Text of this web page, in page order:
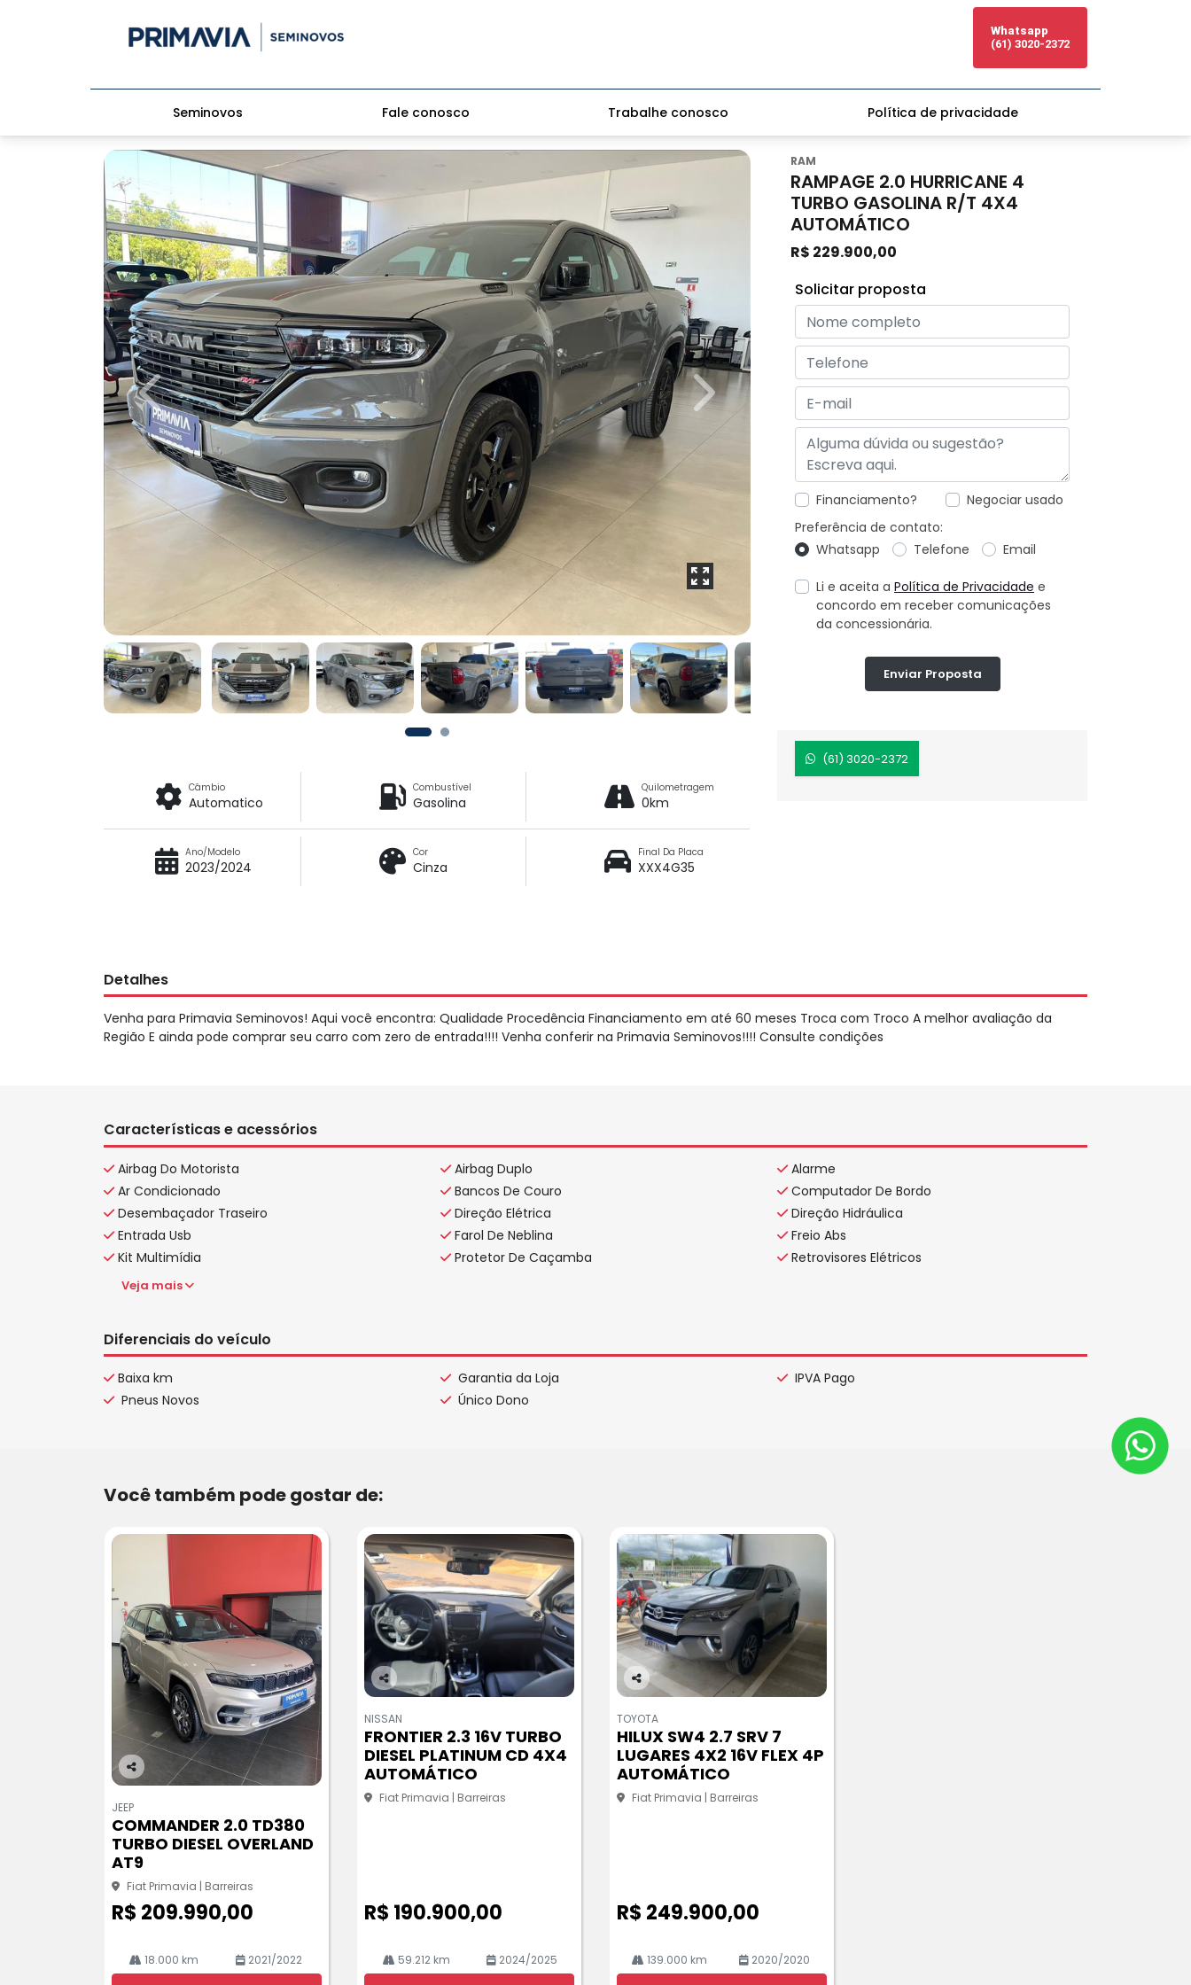
Whatsapp
(61) 3020-2372
Seminovos Fale conosco Trabalhe conosco Política de privacidade
RAM
RAMPAGE 2.0 HURRICANE 4
TURBO GASOLINA R/T 4X4
AUTOMÁTICO
R$ 229.900,00
(61) 3020-2372
Solicitar proposta
Financiamento?
Negociar usado
Preferência de contato:
Whatsapp
Telefone Email
Li e aceita a Política de Privacidade e
concordo em receber comunicações
da concessionária.
Enviar Proposta
Previous Next
Câmbio
Automatico
Combustível
Gasolina
Quilometragem
0km
Ano/Modelo
2023/2024
Cor
Cinza
Final Da Placa
XXX4G35
Detalhes
Venha para Primavia Seminovos! Aqui você encontra: Qualidade Procedência Financiamento em até 60 meses Troca com Troco A melhor avaliação da
Região E ainda pode comprar seu carro com zero de entrada!!!! Venha conferir na Primavia Seminovos!!!! Consulte condições
Características e acessórios
Airbag Do Motorista Airbag Duplo
Alarme
Ar Condicionado
Bancos De Couro
Computador De Bordo
Desembaçador Traseiro
Direção Elétrica
Direção Hidráulica
Entrada Usb
Farol De Neblina
Freio Abs
Kit Multimídia
Protetor De Caçamba Retrovisores Elétricos
Veja mais
Diferenciais do veículo
Baixa km Garantia da Loja
IPVA Pago
Pneus Novos
Único Dono
Você também pode gostar de:
Co
pa
rtil
he
JEEP
COMMANDER 2.0 TD380
TURBO DIESEL OVERLAND
AT9
Fiat Primavia | Barreiras
R$ 209.990,00
18.000 km 2021/2022
Co
pa
rtil
he
NISSAN
FRONTIER 2.3 16V TURBO
DIESEL PLATINUM CD 4X4
AUTOMÁTICO
Fiat Primavia | Barreiras
R$ 190.900,00
59.212 km 2024/2025
Co
pa
rtil
he
TOYOTA
HILUX SW4 2.7 SRV 7
LUGARES 4X2 16V FLEX 4P
AUTOMÁTICO
Fiat Primavia | Barreiras
R$ 249.900,00
139.000 km 2020/2020